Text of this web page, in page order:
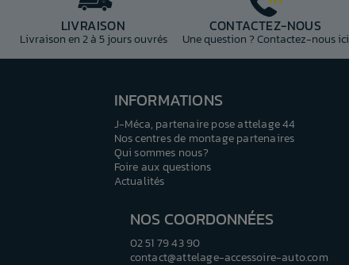
LIVRAISON
Livraison en 2 à 5 jours ouvrés
CONTACTEZ-NOUS
Une question ? Contactez-nous ici
INFORMATIONS
J-Méca, partenaire pose attelage 44
Nos centres de montage partenaires
Qui sommes nous?
Foire aux questions
Actualités
NOS COORDONNÉES
02 51 79 43 90
contact@attelage-accessoire-auto.com